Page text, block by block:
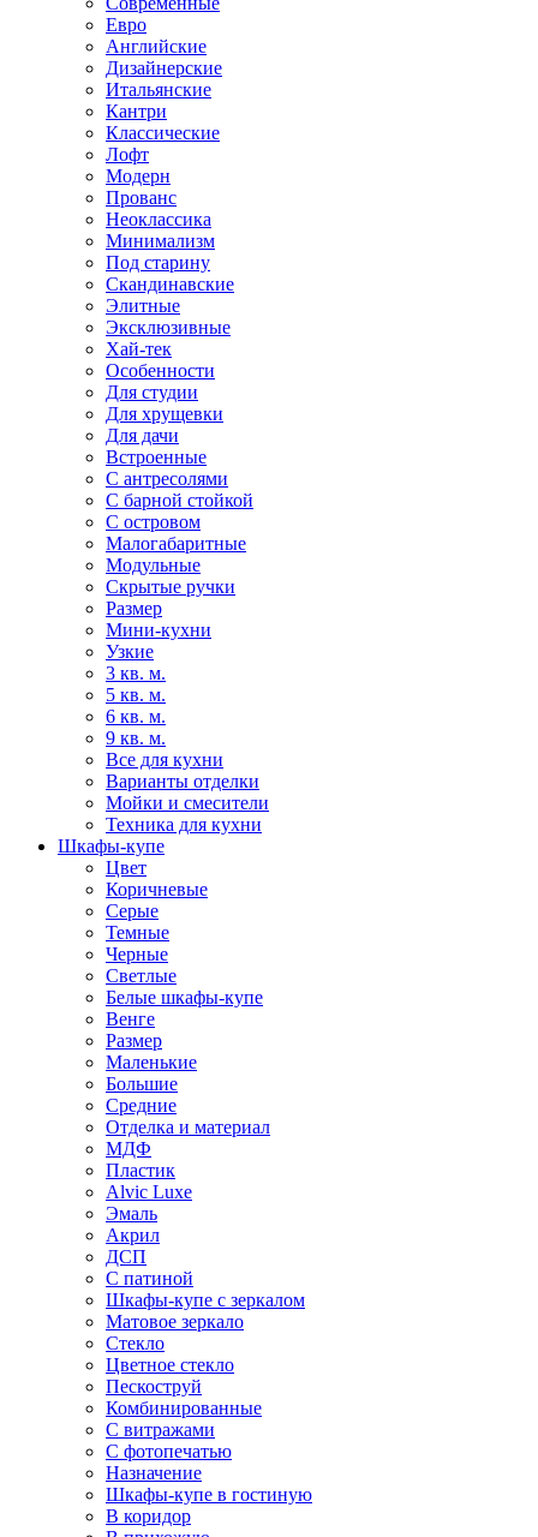
Евро
Английские
Дизайнерские
Итальянские
Кантри
Классические
Лофт
Модерн
Прованс
Неоклассика
Минимализм
Под старину
Скандинавские
Элитные
Эксклюзивные
Хай-тек
Особенности
Для студии
Для хрущевки
Для дачи
Встроенные
С антресолями
С барной стойкой
С островом
Малогабаритные
Модульные
Скрытые ручки
Размер
Мини-кухни
Узкие
3 кв. м.
5 кв. м.
6 кв. м.
9 кв. м.
Все для кухни
Варианты отделки
Мойки и смесители
Техника для кухни
Шкафы-купе
Цвет
Коричневые
Серые
Темные
Черные
Светлые
Белые шкафы-купе
Венге
Размер
Маленькие
Большие
Средние
Отделка и материал
МДФ
Пластик
Alvic Luxe
Эмаль
Акрил
ДСП
С патиной
Шкафы-купе с зеркалом
Матовое зеркало
Стекло
Цветное стекло
Пескоструй
Комбинированные
С витражами
С фотопечатью
Назначение
Шкафы-купе в гостиную
В коридор